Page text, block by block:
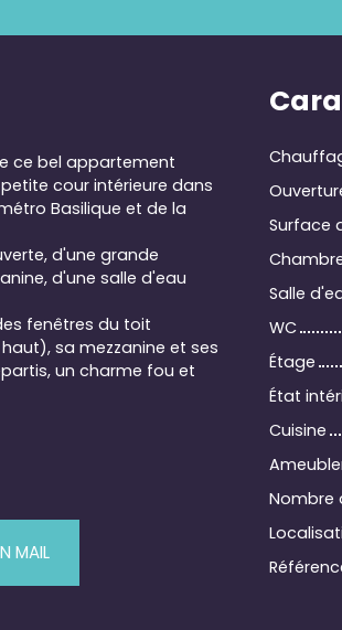
ce bel appartement
cour intérieure dans
Basilique et de la
d'une grande
d'une salle d'eau
fenêtres du toit
sa mezzanine et ses
un charme fou et
MAIL
Surface
Salle
WC
Étage
État
Cuisine
Nombre